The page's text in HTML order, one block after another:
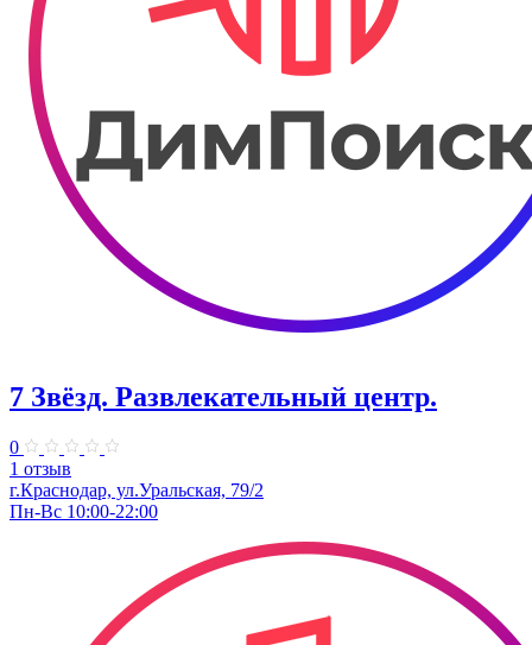
7 Звёзд. Развлекательный центр.
0
1 отзыв
г.Краснодар, ул.Уральская, 79/2
Пн-Вс 10:00-22:00